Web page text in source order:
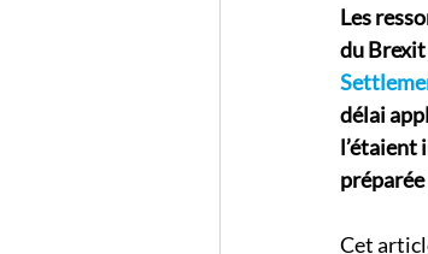
Les
du Brexit
délai
l’étaient
Cet